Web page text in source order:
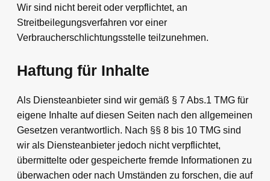
Wir sind nicht bereit oder verpflichtet, an
Streitbeilegungsverfahren vor einer
Verbraucherschlichtungsstelle teilzunehmen.
Haftung für Inhalte
Als Diensteanbieter sind wir gemäß § 7 Abs.1 TMG für
eigene Inhalte auf diesen Seiten nach den allgemeinen
Gesetzen verantwortlich. Nach §§ 8 bis 10 TMG sind
wir als Diensteanbieter jedoch nicht verpflichtet,
übermittelte oder gespeicherte fremde Informationen zu
überwachen oder nach Umständen zu forschen, die auf